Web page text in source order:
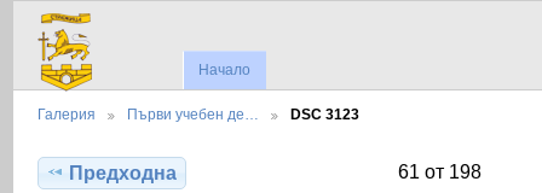
Начало
Галерия Първи учебен де… DSC 3123
Предходна 61 от 198